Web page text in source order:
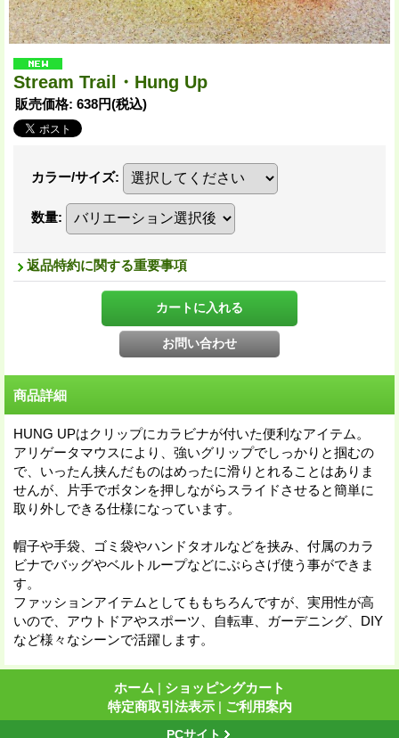
Stream Trail・Hung Up
販売価格: 638円(税込)
カラー/サイズ:
数量:
返品特約に関する重要事項
商品詳細
HUNG UPはクリップにカラビナが付いた便利なアイテム。
アリゲータマウスにより、強いグリップでしっかりと掴むの
で、いったん挟んだものはめったに滑りとれることはありま
せんが、片手でボタンを押しながらスライドさせると簡単に
取り外しできる仕様になっています。
帽子や手袋、ゴミ袋やハンドタオルなどを挟み、付属のカラ
ビナでバッグやベルトループなどにぶらさげ使う事ができま
す。
ファッションアイテムとしてももちろんですが、実用性が高
いので、アウトドアやスポーツ、自転車、ガーデニング、DIY
など様々なシーンで活躍します。
ホーム | ショッピングカート
特定商取引法表示 | ご利用案内
PCサイト